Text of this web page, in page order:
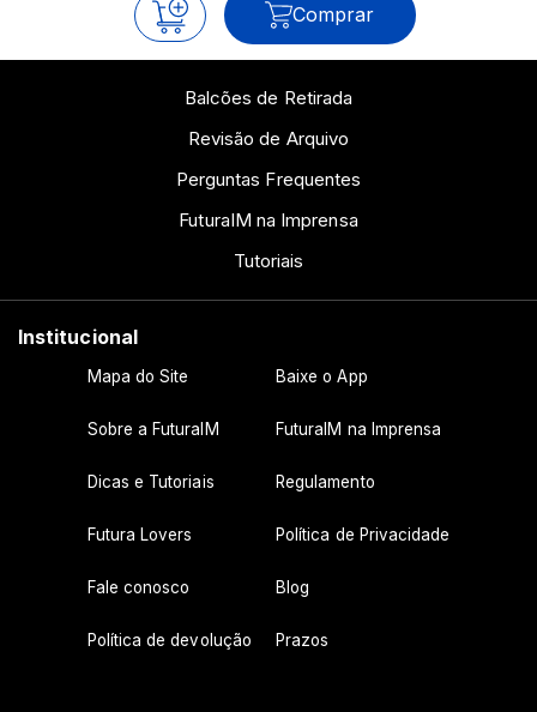
Comprar
Balcões de Retirada
Revisão de Arquivo
Perguntas Frequentes
FuturaIM na Imprensa
Tutoriais
Institucional
Mapa do Site Baixe o App
Sobre a FuturaIM FuturaIM na Imprensa
Dicas e Tutoriais Regulamento
Futura Lovers Política de Privacidade
Fale conosco Blog
Política de devolução Prazos